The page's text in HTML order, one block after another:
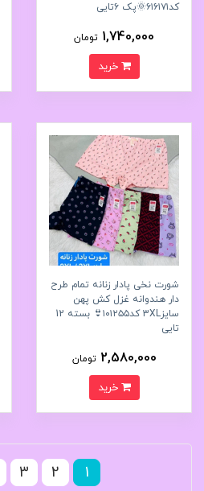
کد۶۱۶۱۷۱🌞پک ۶تایی
1,740,000 تومان
خرید
شورت نخی پادار زنانه تمام طرح
دار هندوانه غزل کش پهن
سایز3XL کد۱۰۱۲۵۵👙 بسته 12
تایی
2,580,000 تومان
خرید
1
2
3